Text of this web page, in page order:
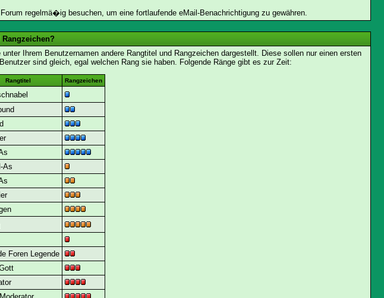
regelmä�ig besuchen, um eine fortlaufende eMail-Benachrichtigung zu gewähren.
Ihrem Benutzernamen andere Rangtitel und Rangzeichen dargestellt. Diese sollen nur einen ersten
sind gleich, egal welchen Rang sie haben. Folgende Ränge gibt es zur Zeit:
Rangtitel Rangzeichen
As
Foren Legende